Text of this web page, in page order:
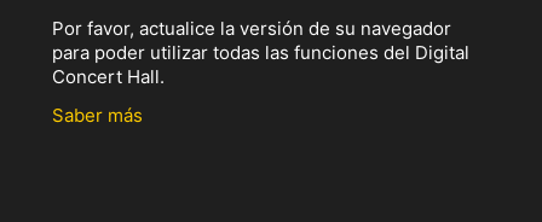
Por favor, actualice la versión de su navegador
para poder utilizar todas las funciones del Digital
Concert Hall.
Saber más